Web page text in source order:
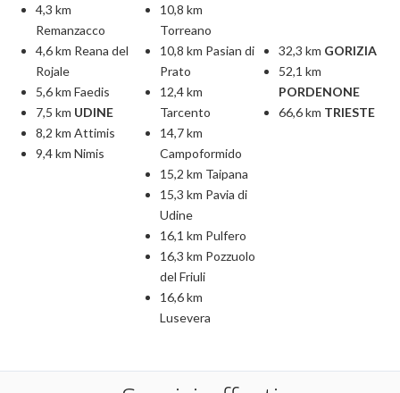
4,3 km
Remanzacco
4,6 km Reana del
Rojale
5,6 km Faedis
7,5 km UDINE
8,2 km Attimis
9,4 km Nimis
10,8 km
Torreano
10,8 km Pasian di
Prato
12,4 km
Tarcento
14,7 km
Campoformido
15,2 km Taipana
15,3 km Pavia di
Udine
16,1 km Pulfero
16,3 km Pozzuolo
del Friuli
16,6 km
Lusevera
32,3 km GORIZIA
52,1 km
PORDENONE
66,6 km TRIESTE